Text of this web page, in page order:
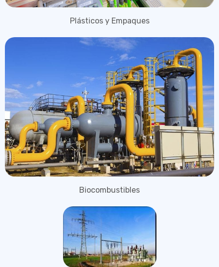
Plásticos y Empaques
Biocombustibles